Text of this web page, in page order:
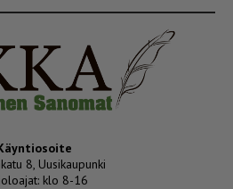
8, Uusikaupunki
klo 8-16